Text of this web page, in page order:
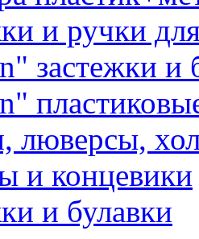
и ручки
застежки и
люверсы,
и концевики
и булавки